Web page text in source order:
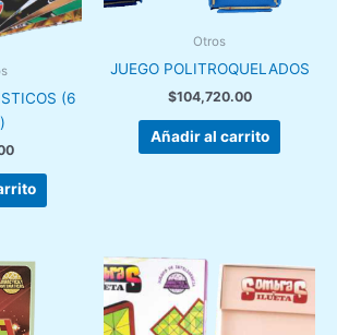
(6
Otros
JUEGO POLITROQUELADOS
$104,720.00
Añadir al carrito